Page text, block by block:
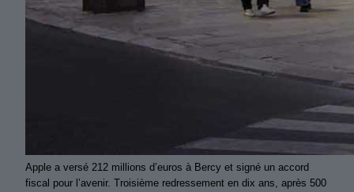
Apple a versé 212 millions d’euros à Bercy et signé un accord
fiscal pour l’avenir. Troisième redressement en dix ans, après 500